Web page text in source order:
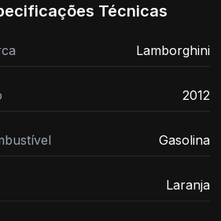
Técnicas
Lamborghini
2012
Gasolina
Laranja